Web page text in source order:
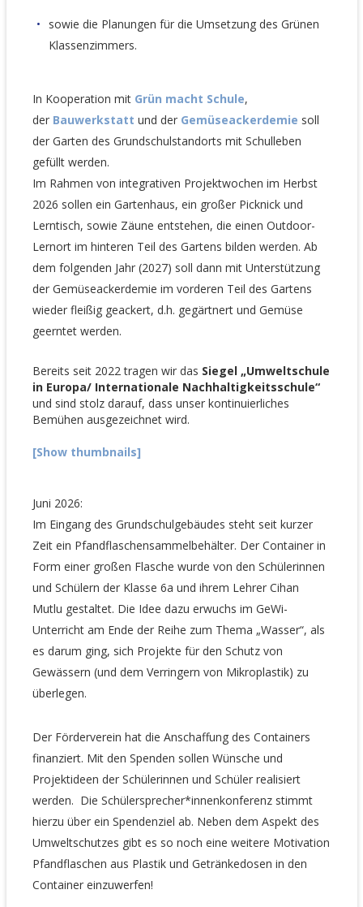
sowie die Planungen für die Umsetzung des Grünen
Klassenzimmers.
In Kooperation mit Grün macht Schule,
der Bauwerkstatt und der Gemüseackerdemie soll
der Garten des Grundschulstandorts mit Schulleben
gefüllt werden.
Im Rahmen von integrativen Projektwochen im Herbst
2026 sollen ein Gartenhaus, ein großer Picknick und
Lerntisch, sowie Zäune entstehen, die einen Outdoor-
Lernort im hinteren Teil des Gartens bilden werden. Ab
dem folgenden Jahr (2027) soll dann mit Unterstützung
der Gemüseackerdemie im vorderen Teil des Gartens
wieder fleißig geackert, d.h. gegärtnert und Gemüse
geerntet werden.
Bereits seit 2022 tragen wir das Siegel „Umweltschule
in Europa/ Internationale Nachhaltigkeitsschule“
und sind stolz darauf, dass unser kontinuierliches
Bemühen ausgezeichnet wird.
[Show thumbnails]
Juni 2026:
Im Eingang des Grundschulgebäudes steht seit kurzer
Zeit ein Pfandflaschensammelbehälter. Der Container in
Form einer großen Flasche wurde von den Schülerinnen
und Schülern der Klasse 6a und ihrem Lehrer Cihan
Mutlu gestaltet. Die Idee dazu erwuchs im GeWi-
Unterricht am Ende der Reihe zum Thema „Wasser“, als
es darum ging, sich Projekte für den Schutz von
Gewässern (und dem Verringern von Mikroplastik) zu
überlegen.
Der Förderverein hat die Anschaffung des Containers
finanziert. Mit den Spenden sollen Wünsche und
Projektideen der Schülerinnen und Schüler realisiert
werden. Die Schülersprecher*innenkonferenz stimmt
hierzu über ein Spendenziel ab. Neben dem Aspekt des
Umweltschutzes gibt es so noch eine weitere Motivation
Pfandflaschen aus Plastik und Getränkedosen in den
Container einzuwerfen!